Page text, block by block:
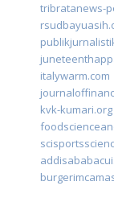
tribratanews-
italywarm.com
kvk-kumari.org